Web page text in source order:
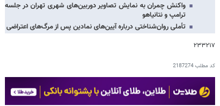
واکنش چمران به نمایش تصاویر دوربین‌های شهری تهران در جلسه
ترامپ و نتانیاهو
تأملی روان‌شناختی درباره آیین‌های نمادین پس از مرگ‌های اعتراضی
۲۳۳۲۱۷
کد مطلب2187274